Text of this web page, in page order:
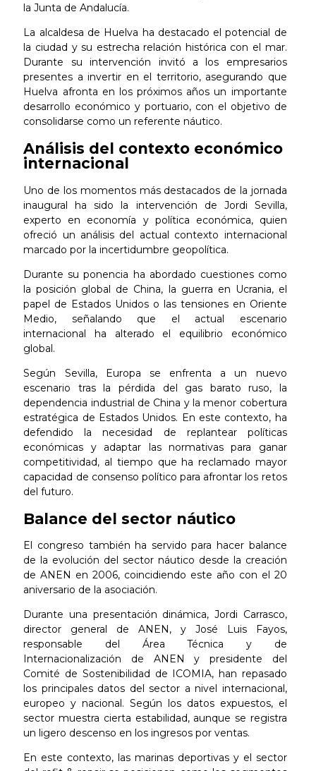
la Junta de Andalucía.
La alcaldesa de Huelva ha destacado el potencial de
la ciudad y su estrecha relación histórica con el mar.
Durante su intervención invitó a los empresarios
presentes a invertir en el territorio, asegurando que
Huelva afronta en los próximos años un importante
desarrollo económico y portuario, con el objetivo de
consolidarse como un referente náutico.
Análisis del contexto económico
internacional
Uno de los momentos más destacados de la jornada
inaugural ha sido la intervención de Jordi Sevilla,
experto en economía y política económica, quien
ofreció un análisis del actual contexto internacional
marcado por la incertidumbre geopolítica.
Durante su ponencia ha abordado cuestiones como
la posición global de China, la guerra en Ucrania, el
papel de Estados Unidos o las tensiones en Oriente
Medio, señalando que el actual escenario
internacional ha alterado el equilibrio económico
global.
Según Sevilla, Europa se enfrenta a un nuevo
escenario tras la pérdida del gas barato ruso, la
dependencia industrial de China y la menor cobertura
estratégica de Estados Unidos. En este contexto, ha
defendido la necesidad de replantear políticas
económicas y adaptar las normativas para ganar
competitividad, al tiempo que ha reclamado mayor
capacidad de consenso político para afrontar los retos
del futuro.
Balance del sector náutico
El congreso también ha servido para hacer balance
de la evolución del sector náutico desde la creación
de ANEN en 2006, coincidiendo este año con el 20
aniversario de la asociación.
Durante una presentación dinámica, Jordi Carrasco,
director general de ANEN, y José Luis Fayos,
responsable del Área Técnica y de
Internacionalización de ANEN y presidente del
Comité de Sostenibilidad de ICOMIA, han repasado
los principales datos del sector a nivel internacional,
europeo y nacional. Según los datos expuestos, el
sector muestra cierta estabilidad, aunque se registra
un ligero descenso en los ingresos por ventas.
En este contexto, las marinas deportivas y el sector